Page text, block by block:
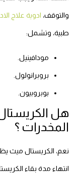
والتوقف، ادوية علاج
طبية، وتشمل:
مودافينيل.
بروبرانولول.
بوبروبيون.
هل
المخدرات ؟
نعم، الكريستال ميث
انتهاء مدة بقاء